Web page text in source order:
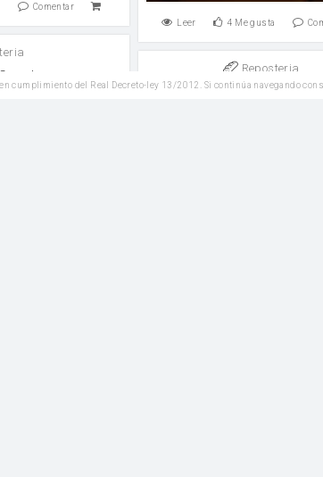
Comentar
Leer 4 Me gusta
Reposteria
Tarta fría de
del Real Decreto-ley 13/2012. Si continúa navegando